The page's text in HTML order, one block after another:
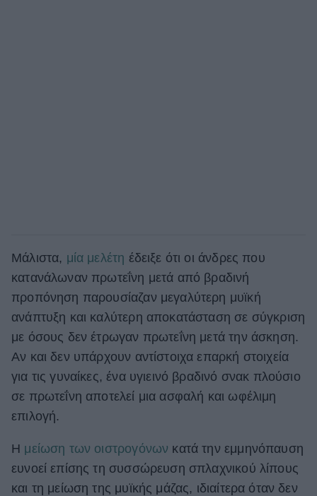
Μάλιστα, μία μελέτη έδειξε ότι οι άνδρες που
κατανάλωναν πρωτεΐνη μετά από βραδινή
προπόνηση παρουσίαζαν μεγαλύτερη μυϊκή
ανάπτυξη και καλύτερη αποκατάσταση σε σύγκριση
με όσους δεν έτρωγαν πρωτεΐνη μετά την άσκηση.
Αν και δεν υπάρχουν αντίστοιχα επαρκή στοιχεία
για τις γυναίκες, ένα υγιεινό βραδινό σνακ πλούσιο
σε πρωτεΐνη αποτελεί μια ασφαλή και ωφέλιμη
επιλογή.
Η μείωση των οιστρογόνων κατά την εμμηνόπαυση
ευνοεί επίσης τη συσσώρευση σπλαχνικού λίπους
και τη μείωση της μυϊκής μάζας, ιδιαίτερα όταν δεν